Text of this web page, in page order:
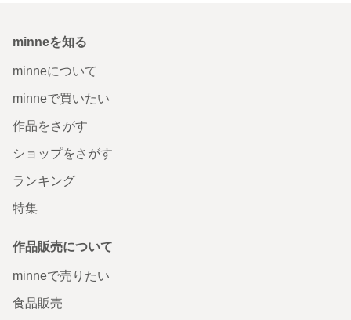
minneを知る
minneについて
minneで買いたい
作品をさがす
ショップをさがす
ランキング
特集
作品販売について
minneで売りたい
食品販売